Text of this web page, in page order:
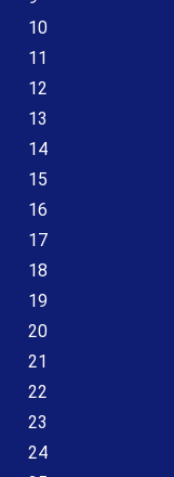
10
11
12
13
14
15
16
17
18
19
20
21
22
23
24